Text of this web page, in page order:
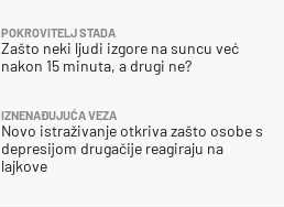
POKROVITELJ STADA
Zašto neki ljudi izgore na suncu već
nakon 15 minuta, a drugi ne?
IZNENAĐUJUĆA VEZA
Novo istraživanje otkriva zašto osobe s
depresijom drugačije reagiraju na
lajkove